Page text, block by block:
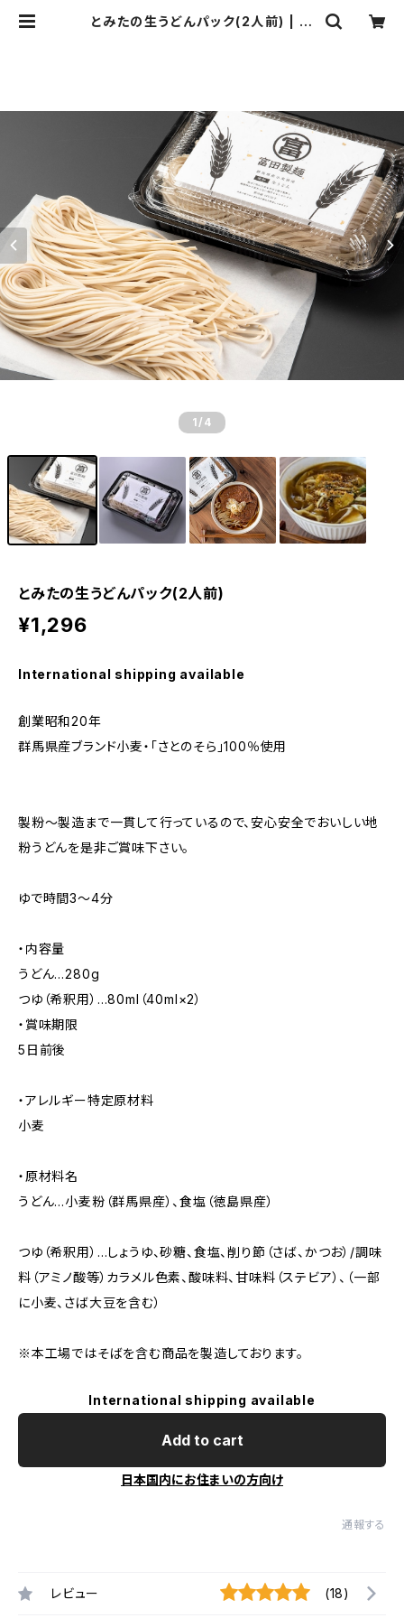
とみたの生うどんパック(2人前) |
1 /4
とみたの生うどんパック(2人前)
¥1,296
International shipping available
創業昭和20年
群馬県産ブランド小麦・「さとのそら」100％使用
製粉～製造まで一貫して行っているので、安心安全でおいしい地
粉うどんを是非ご賞味下さい。
ゆで時間3～4分
・内容量
うどん…280g
つゆ（希釈用）…80ml（40ml×2）
・賞味期限
5日前後
・アレルギー特定原材料
小麦
・原材料名
うどん…小麦粉（群馬県産）、食塩（徳島県産）
つゆ（希釈用）…しょうゆ、砂糖、食塩、削り節（さば、かつお）/調味
料（アミノ酸等）カラメル色素、酸味料、甘味料（ステビア）、（一部
に小麦、さば大豆を含む）
※本工場ではそばを含む商品を製造しております。
International shipping available
Add to cart
日本国内にお住まいの方向け
通報する
レビュー (18)